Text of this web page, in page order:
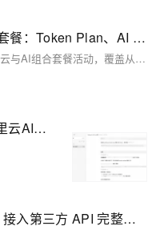
阿里云AI产品与云产品最新组合套餐：Token Plan、AI coding及云服务器和建站等组合优惠价
阿里云推出全新“算力+模型+应用”一站式云与AI组合套餐活动，覆盖从个人开发者到中大型企业的全场景需求。核心亮点为分三档定价的Token Plan订阅服务，支持Qwen3.8-Max-Preview大模型调用，错峰时段最低可享0.2折优惠。活动同步推出AI Coding、智能体部署、云电脑托管、0代码建站等十余类场景化组合，搭配99元/年的普惠云服务器、88元/年的入门数据库等经典特惠产品，还为企业提供1V1定制化AI转型方案，大幅降低了不同用户群体拥抱AI的技术门槛与采购成本。
Fastjson远程代码执行漏洞，阿里云AI安全为您保驾护航
Codex 桌面版安装 + CC Switch 接入第三方 API 完整教程（2026 最新）